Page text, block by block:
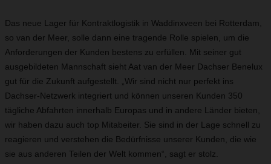
Das neue Lager für Kontraktlogistik in Waddinxveen bei Rotterdam,
so van der Meer, solle dann eine tragende Rolle spielen, um die
Anforderungen der Kunden bestens zu erfüllen. Mit seiner gut
ausgebildeten Mannschaft sieht Aat van der Meer Dachser Benelux
gut für die Zukunft aufgestellt. „Wir sind nicht nur perfekt ins
Dachser-Netzwerk integriert und können unseren Kunden 350
tägliche Abfahrten innerhalb Europas und in andere Länder bieten,
wir haben dazu auch top Mitabeiter. Sie sind in der Lage schnell zu
reagieren und verstehen die Bedürfnisse unserer Kunden, die wie
sie aus anderen Teilen der Welt kommen“, sagt er stolz.